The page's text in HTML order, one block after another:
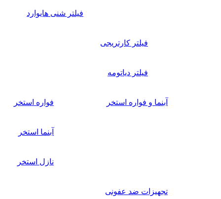
فیلتر شنی هایوارد
فیلتر کارتریجی
فیلتر دیاتومه
آبنما و فواره استخر فواره استخر
آبنما استخر
نازل استخر
تجهیزات ضد عفونی